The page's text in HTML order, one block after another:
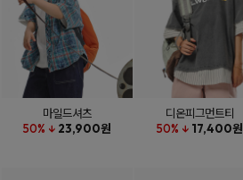
마일드셔츠
50% ↓ 23,900원
디온피그먼트티
50% ↓ 17,400원